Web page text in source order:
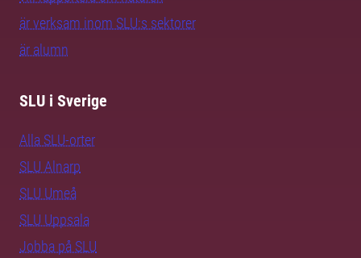
är verksam inom SLU:s sektorer
är alumn
SLU i Sverige
Alla SLU-orter
SLU Alnarp
SLU Umeå
SLU Uppsala
Jobba på SLU